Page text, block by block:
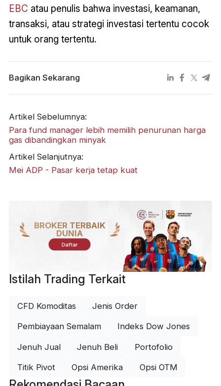
EBC atau penulis bahwa investasi, keamanan,
transaksi, atau strategi investasi tertentu cocok
untuk orang tertentu.
Bagikan Sekarang
Artikel Sebelumnya:
Para fund manager lebih memilih penurunan harga
gas dibandingkan minyak
Artikel Selanjutnya:
​Mei ADP - Pasar kerja tetap kuat
BROKER TERBAIK
DUNIA
Daftar
Istilah Trading Terkait
CFD Komoditas Jenis Order
Pembiayaan Semalam Indeks Dow Jones
Jenuh Jual Jenuh Beli Portofolio
Titik Pivot Opsi Amerika Opsi OTM